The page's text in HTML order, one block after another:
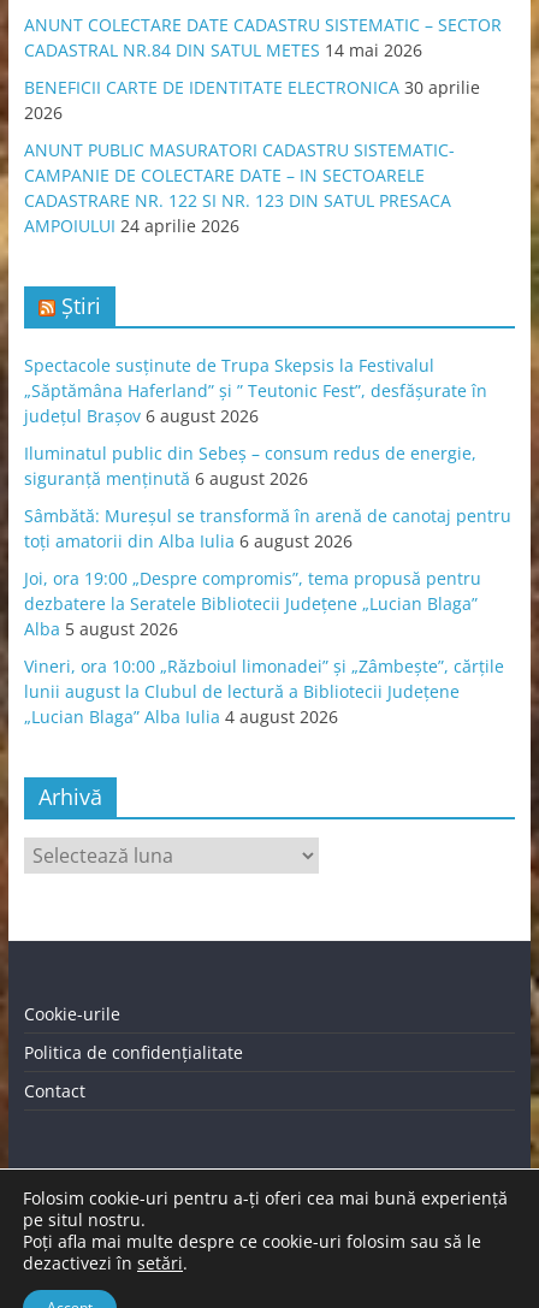
ANUNT COLECTARE DATE CADASTRU SISTEMATIC – SECTOR
CADASTRAL NR.84 DIN SATUL METES 14 mai 2026
BENEFICII CARTE DE IDENTITATE ELECTRONICA 30 aprilie
2026
ANUNT PUBLIC MASURATORI CADASTRU SISTEMATIC-
CAMPANIE DE COLECTARE DATE – IN SECTOARELE
CADASTRARE NR. 122 SI NR. 123 DIN SATUL PRESACA
AMPOIULUI 24 aprilie 2026
Știri
Spectacole susținute de Trupa Skepsis la Festivalul
„Săptămâna Haferland” și ” Teutonic Fest”, desfășurate în
județul Brașov 6 august 2026
Iluminatul public din Sebeș – consum redus de energie,
siguranță menținută 6 august 2026
Sâmbătă: Mureșul se transformă în arenă de canotaj pentru
toți amatorii din Alba Iulia 6 august 2026
Joi, ora 19:00 „Despre compromis”, tema propusă pentru
dezbatere la Seratele Bibliotecii Județene „Lucian Blaga”
Alba 5 august 2026
Vineri, ora 10:00 „Războiul limonadei” și „Zâmbește”, cărțile
lunii august la Clubul de lectură a Bibliotecii Județene
„Lucian Blaga” Alba Iulia 4 august 2026
Arhivă
Arhivă
Cookie-urile
Politica de confidențialitate
Contact
Graficã și dezvoltare website |
Folosim cookie-uri pentru a-ți oferi cea mai bună experiență
pe situl nostru.
Poți afla mai multe despre ce cookie-uri folosim sau să le
dezactivezi în setări.